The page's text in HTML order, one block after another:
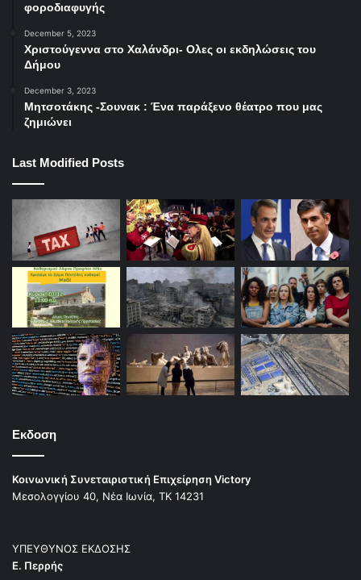
φοροδιαφυγής
December 5, 2023
Χριστούγεννα στο Χαλάνδρι- Ολες οι εκδηλώσεις του
Δήμου
December 3, 2023
Μητσοτάκης -Σουνακ : Ένα παράξενο θέατρο που μας
ζημιώνει
Last Modified Posts
Εκδοση
Κοινωνική Συνεταιριστική Επιχείρηση Victory
Μεσολογγίου 40, Νέα Ιωνία, ΤΚ 14231
ΥΠΕΥΘΥΝΟΣ ΕΚΔΟΣΗΣ
Ε. Περρής